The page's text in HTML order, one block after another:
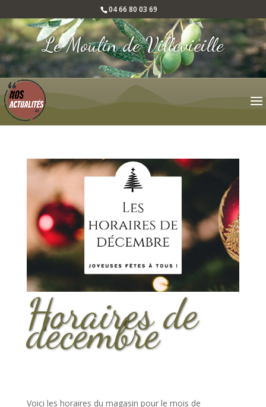
04 66 80 03 69
Le Moulin de Villevieille
Horaires de
décembre
Voici les horaires du magasin pour le mois de